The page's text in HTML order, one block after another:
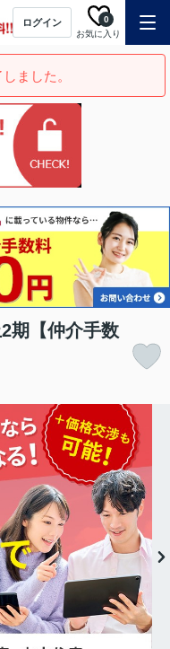
ログイン
お気に入り
0
ました。
期【仲介手数